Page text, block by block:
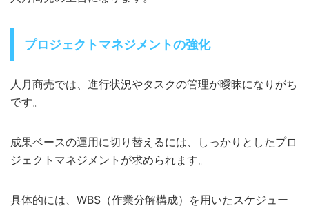
プロジェクトマネジメントの強化
人月商売では、進行状況やタスクの管理が曖昧になりがち
です。
成果ベースの運用に切り替えるには、しっかりとしたプロ
ジェクトマネジメントが求められます。
具体的には、WBS（作業分解構成）を用いたスケジュー